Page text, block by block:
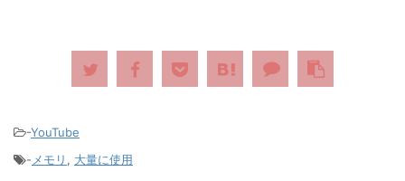
-YouTube
- メモリ , 大量に使用